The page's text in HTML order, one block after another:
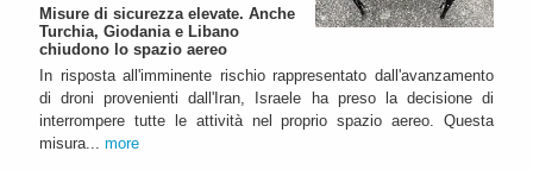
Misure di sicurezza elevate. Anche
Turchia, Giodania e Libano
chiudono lo spazio aereo
In risposta all'imminente rischio rappresentato dall'avanzamento
di droni provenienti dall'Iran, Israele ha preso la decisione di
interrompere tutte le attività nel proprio spazio aereo. Questa
misura... more